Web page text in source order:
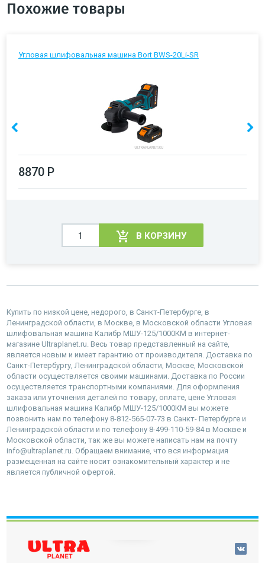
Похожие товары
Угловая шлифовальная машина Bort BWS-20Li-SR
8870 Р
В КОРЗИНУ
Купить по низкой цене, недорого, в Санкт-Петербурге, в
Ленинградской области, в Москве, в Московской области Угловая
шлифовальная машина Калибр МШУ-125/1000КМ в интернет-
магазине Ultraplanet.ru. Весь товар представленный на сайте,
является новым и имеет гарантию от производителя. Доставка по
Санкт-Петербургу, Ленинградской области, Москве, Московской
области осуществляется своими машинами. Доставка по России
осуществляется транспортными компаниями. Для оформления
заказа или уточнения деталей по товару, оплате, цене Угловая
шлифовальная машина Калибр МШУ-125/1000КМ вы можете
позвонить нам по телефону 8-812-565-07-73 в Санкт- Петербурге и
Ленинградской области и по телефону 8-499-110-59-84 в Москве и
Московской области, так же вы можете написать нам на почту
info@ultraplanet.ru. Обращаем внимание, что вся информация
размещенная на сайте носит ознакомительный характер и не
является публичной офертой.
наверх